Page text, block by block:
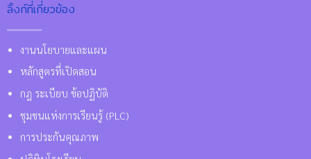
ลิ้งก์ที่เกี่ยวข้อง
งานนโยบายและแผน
หลักสูตรที่เปิดสอน
กฎ ระเบียบ ข้อปฏิบัติ
ชุมชนแห่งการเรียนรู้ (PLC)
การประกันคุณภาพ